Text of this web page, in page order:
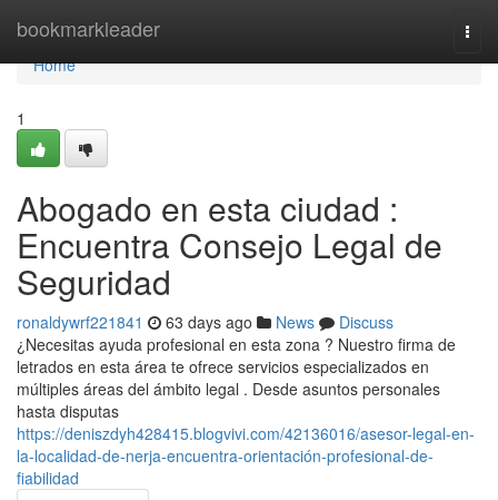
bookmarkleader
Home
Home
1
Abogado en esta ciudad :
Encuentra Consejo Legal de
Seguridad
ronaldywrf221841 63 days ago News
Discuss
¿Necesitas ayuda profesional en esta zona ? Nuestro firma de
letrados en esta área te ofrece servicios especializados en
múltiples áreas del ámbito legal . Desde asuntos personales
hasta disputas
https://deniszdyh428415.blogvivi.com/42136016/asesor-legal-en-
la-localidad-de-nerja-encuentra-orientación-profesional-de-
fiabilidad